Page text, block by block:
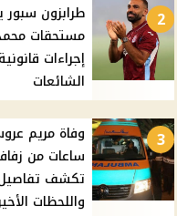
2
طرابزون
مستحقات
إجراءات
الشائعات
3
وفاة مريم
ساعات من
تكشف تفاصيل
واللحظات